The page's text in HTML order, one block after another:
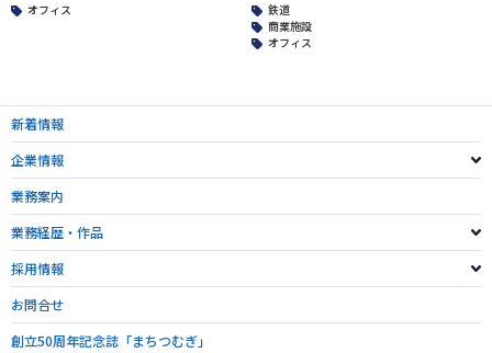
オフィス
鉄道
商業施設
オフィス
新着情報
企業情報
業務案内
業務経歴・作品
採用情報
お問合せ
創立50周年記念誌「まちつむぎ」